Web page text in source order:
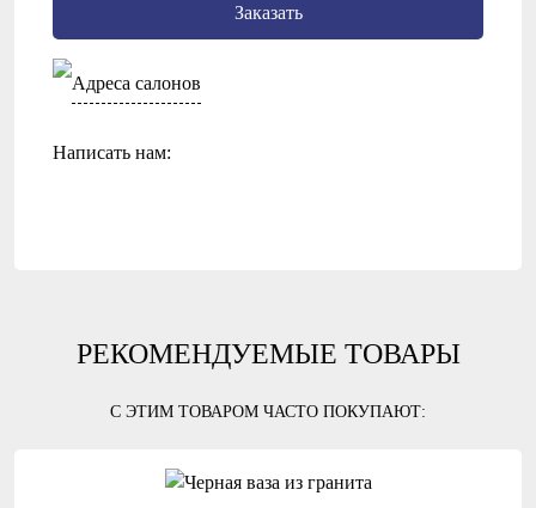
Заказать
Адреса салонов
Написать нам:
РЕКОМЕНДУЕМЫЕ ТОВАРЫ
С ЭТИМ ТОВАРОМ ЧАСТО ПОКУПАЮТ: